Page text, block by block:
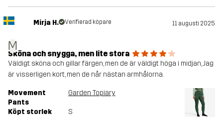
M
Mirja H. Verifierad köpare 11 augusti 2025
Sköna och snygga, men lite stora
Väldigt sköna och gillar färgen, men de är väldigt höga i midjan, Jag
är visserligen kort, men de når nästan armhålorna.
Movement
Pants
Garden Topiary
Köpt storlek S